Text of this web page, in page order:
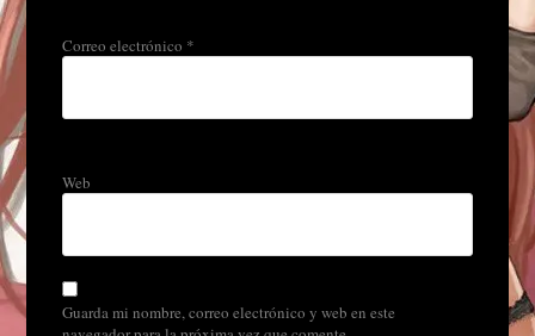
Correo electrónico *
Web
Guarda mi nombre, correo electrónico y web en este